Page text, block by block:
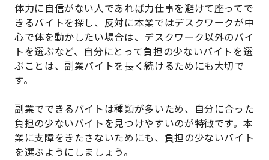
体力に自信がない人であれば力仕事を避けて座ってで
きるバイトを探し、反対に本業ではデスクワークが中
心で体を動かしたい場合は、デスクワーク以外のバイ
トを選ぶなど、自分にとって負担の少ないバイトを選
ぶことは、副業バイトを長く続けるためにも大切で
す。
副業でできるバイトは種類が多いため、自分に合った
負担の少ないバイトを見つけやすいのが特徴です。本
業に支障をきたさないためにも、負担の少ないバイト
を選ぶようにしましょう。